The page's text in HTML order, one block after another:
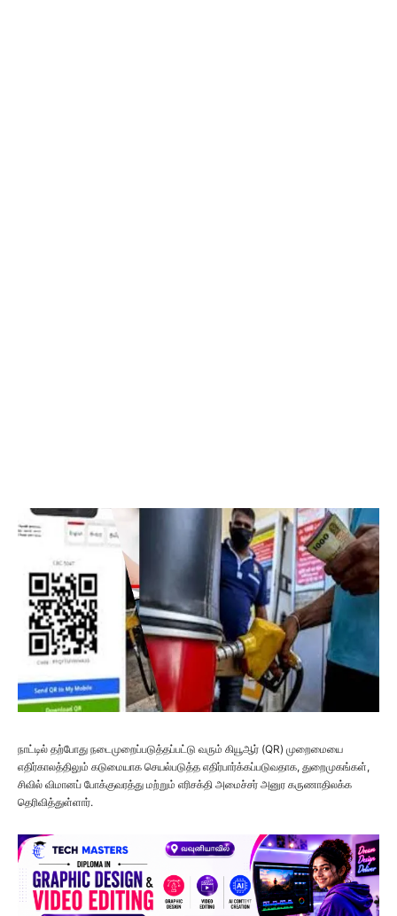
நாட்டில் தற்போது நடைமுறைப்படுத்தப்பட்டு வரும் கியூஆர் (QR) முறைமையை
எதிர்காலத்திலும் கடுமையாக செயல்படுத்த எதிர்பார்க்கப்படுவதாக, துறைமுகங்கள்,
சிவில் விமானப் போக்குவரத்து மற்றும் எரிசக்தி அமைச்சர் அனுர கருணாதிலக்க
தெரிவித்துள்ளார்.